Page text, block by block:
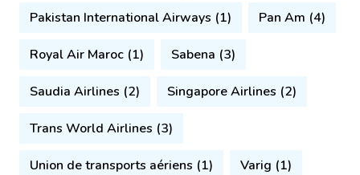
Pakistan International Airways (1) Pan Am (4)
Royal Air Maroc (1) Sabena (3)
Saudia Airlines (2) Singapore Airlines (2)
Trans World Airlines (3)
Union de transports aériens (1) Varig (1)